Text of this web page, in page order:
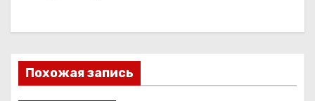
я
п
о
Похожая запись